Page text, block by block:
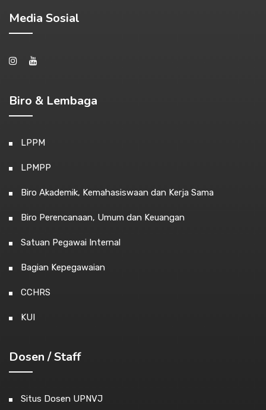
Media Sosial
Biro & Lembaga
LPPM
LPMPP
Biro Akademik, Kemahasiswaan dan Kerja Sama
Biro Perencanaan, Umum dan Keuangan
Satuan Pegawai Internal
Bagian Kepegawaian
CCHRS
KUI
Dosen / Staff
Situs Dosen UPNVJ